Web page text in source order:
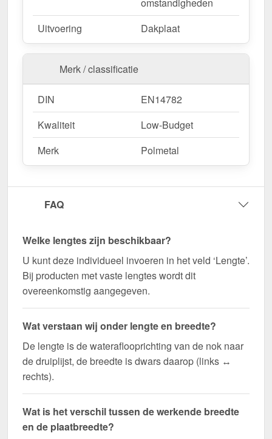
Opgelet:Bepaalde plaatlengtes zijn ongunstig
en kunnen tot problemen leiden tijdens de
montage. Wij raden af om ongunstige lengtes te
bestellen. Zie de tabel onder Downloads -
Wegens maatwerk / customisatie van herroepingsrecht uitgezonderd
Uitvoering
Dakplaat
Merk / classificatie
DIN
EN14782
Kwaliteit
Low-Budget
Merk
Polmetal
FAQ
Welke lengtes zijn beschikbaar?
U kunt deze individueel invoeren in het veld ‘Lengte’.
Bij producten met vaste lengtes wordt dit
overeenkomstig aangegeven.
Wat verstaan wij onder lengte en breedte?
De lengte is de wateraflooprichting van de nok naar
de druiplijst, de breedte is dwars daarop (links ↔
rechts).
Wat is het verschil tussen de werkende breedte
en de plaatbreedte?